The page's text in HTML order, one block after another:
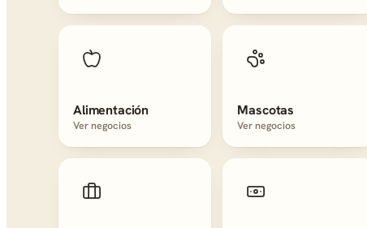
Alimentación
Ver negocios
Mascotas
Ver negocios